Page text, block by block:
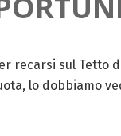
recarsi sul Tetto
lo dobbiamo